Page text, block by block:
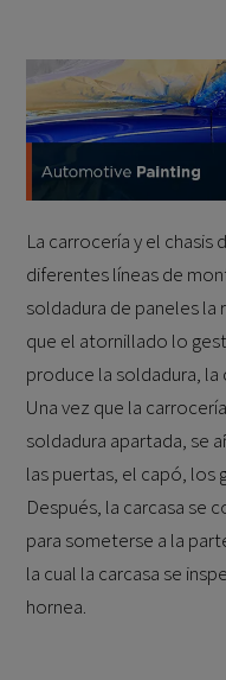
La carrocería y el chasis
diferentes líneas de
soldadura de paneles
que el atornillado lo
produce la soldadura, la
Una vez que la
soldadura apartada, se
las puertas, el capó, los
Después, la carcasa se
para someterse a la
la cual la carcasa se
hornea.